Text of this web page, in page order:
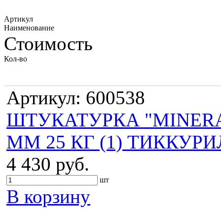
Артикул
Наименование
Стоимость
Кол-во
Артикул: 600538
ШТУКАТУРКА
ММ 25 КГ (1)
4 430 руб.
шт
В корзину